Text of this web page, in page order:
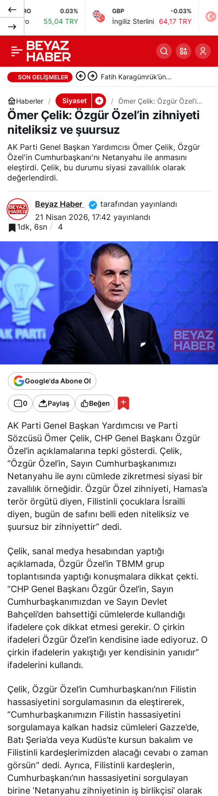
55,04 TRY
GBP
İngiliz Sterlini 64,17 TRY
BIST
Bist
SON GELIŞMELER
Fatih Karagümrük’ün
Stanojevic’i: Hedef Süper Lig’e
Dönmek
Haberler Siyaset
Ömer Çelik: Özgür Özel’in
zihniyeti niteliksiz ve
şuursuz
Ömer Çelik: Özgür Özel’in zihniyeti
niteliksiz ve şuursuz
AK Parti Genel Başkan Yardımcısı Ömer Çelik, Özgür
Özel'in Cumhurbaşkanı'nı Netanyahu ile anmasını
eleştirdi. Çelik, bu durumu siyasi zavallılık olarak
değerlendirdi.
Beyaz Haber
tarafından yayınlandı
21 Nisan 2026, 17:42 yayınlandı
1dk, 6sn
4
Google'da Abone Ol
0 Paylaş Beğen
AK Parti Genel Başkan Yardımcısı ve Parti
Sözcüsü Ömer Çelik, CHP Genel Başkanı Özgür
Özel’in açıklamalarına tepki gösterdi. Çelik,
“Özgür Özel’in, Sayın Cumhurbaşkanımızı
Netanyahu ile aynı cümlede zikretmesi siyasi bir
zavallılık örneğidir. Özgür Özel zihniyeti, Hamas’a
terör örgütü diyen, Filistinli çocuklara İsrailli
diyen, bugün de safını belli eden niteliksiz ve
şuursuz bir zihniyettir” dedi.
Çelik, sanal medya hesabından yaptığı
açıklamada, Özgür Özel’in TBMM grup
toplantısında yaptığı konuşmalara dikkat çekti.
“CHP Genel Başkanı Özgür Özel’in, Sayın
Cumhurbaşkanımızdan ve Sayın Devlet
Bahçeli’den bahsettiği cümlelerde kullandığı
ifadelere çok dikkat etmesi gerekir. O çirkin
ifadeleri Özgür Özel’in kendisine iade ediyoruz. O
çirkin ifadelerin yakıştığı yer kendisinin yanıdır”
ifadelerini kullandı.
Çelik, Özgür Özel’in Cumhurbaşkanı’nın Filistin
hassasiyetini sorgulamasının da eleştirerek,
“Cumhurbaşkanımızın Filistin hassasiyetini
sorgulamaya kalkan hadsiz cümleleri Gazze’de,
Batı Şeria’da veya Kudüs’te kursun bakalım ve
Filistinli kardeşlerimizden alacağı cevabı o zaman
görsün” dedi. Ayrıca, Filistinli kardeşlerin,
Cumhurbaşkanı’nın hassasiyetini sorgulayan
birine ‘Netanyahu zihniyetinin iş birlikçisi’ olarak
İngiltere Başbakanı
Starmer, Mandelson
ataması için özür
Paylaş